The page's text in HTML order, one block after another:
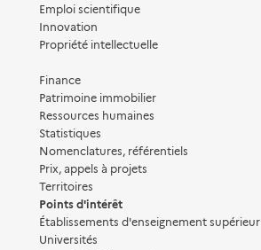
Emploi scientifique
Innovation
Propriété intellectuelle
Finance
Patrimoine immobilier
Ressources humaines
Statistiques
Nomenclatures, référentiels
Prix, appels à projets
Territoires
Points d'intérêt
Établissements d'enseignement supérieur
Universités